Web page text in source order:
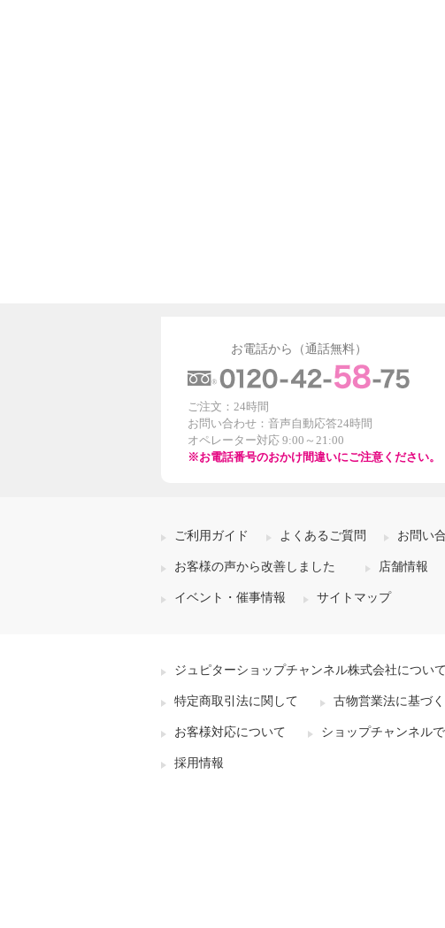
お電話から（通話無料）
ご注文：24時間
お問い合わせ：音声自動応答24時間
オペレーター対応 9:00～21:00
※お電話番号のおかけ間違いにご注意ください。
ご利用ガイド よくあるご質問 お問い
お客様の声から改善しました 店舗情報
イベント・催事情報 サイトマップ
ジュピターショップチャンネル株式会社について
特定商取引法に関して 古物営業法に基づ
お客様対応について ショップチャンネル
採用情報